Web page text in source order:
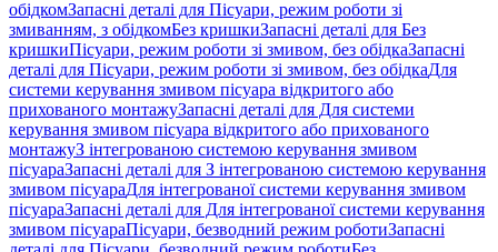
обідкомЗапасні деталі для Пісуари, режим роботи зі
змиванням, з обідкомБез кришкиЗапасні деталі для Без
кришкиПісуари, режим роботи зі змивом, без обідкаЗапасні
деталі для Пісуари, режим роботи зі змивом, без обідкаДля
системи керування змивом пісуара відкритого або
прихованого монтажуЗапасні деталі для Для системи
керування змивом пісуара відкритого або прихованого
монтажуЗ інтегрованою системою керування змивом
пісуараЗапасні деталі для З інтегрованою системою керування
змивом пісуараДля інтегрованої системи керування змивом
пісуараЗапасні деталі для Для інтегрованої системи керування
змивом пісуараПісуари, безводний режим роботиЗапасні